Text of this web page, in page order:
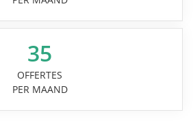
35
OFFERTES
PER MAAND